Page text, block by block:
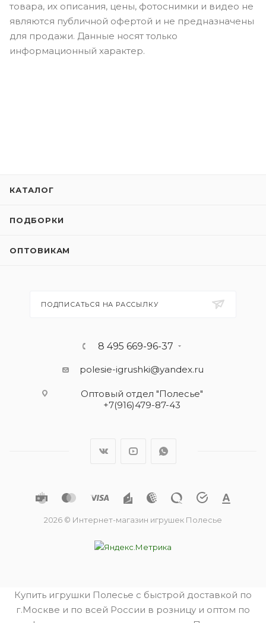
товара, их описания, цены, фотоснимки и видео не
являются публичной офертой и не предназначены
для продажи. Данные носят только
информационный характер.
КАТАЛОГ
ПОДБОРКИ
ОПТОВИКАМ
ПОДПИСАТЬСЯ НА РАССЫЛКУ
8 495 669-96-37
polesie-igrushki@yandex.ru
Оптовый отдел "Полесье"
+7(916)479-87-43
2026 © Интернет-магазин игрушек Полесье
Купить игрушки Полесье с быстрой доставкой по
г.Москве и по всей России в розницу и оптом по